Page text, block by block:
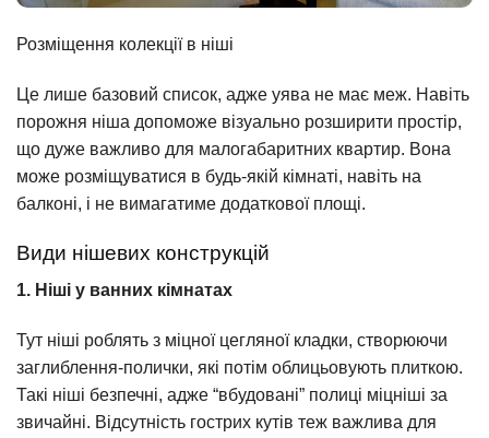
Розміщення колекції в ніші
Це лише базовий список, адже уява не має меж. Навіть
порожня ніша допоможе візуально розширити простір,
що дуже важливо для малогабаритних квартир. Вона
може розміщуватися в будь-якій кімнаті, навіть на
балконі, і не вимагатиме додаткової площі.
Види нішевих конструкцій
1. Ніші у ванних кімнатах
Тут ніші роблять з міцної цегляної кладки, створюючи
заглиблення-полички, які потім облицьовують плиткою.
Такі ніші безпечні, адже “вбудовані” полиці міцніші за
звичайні. Відсутність гострих кутів теж важлива для